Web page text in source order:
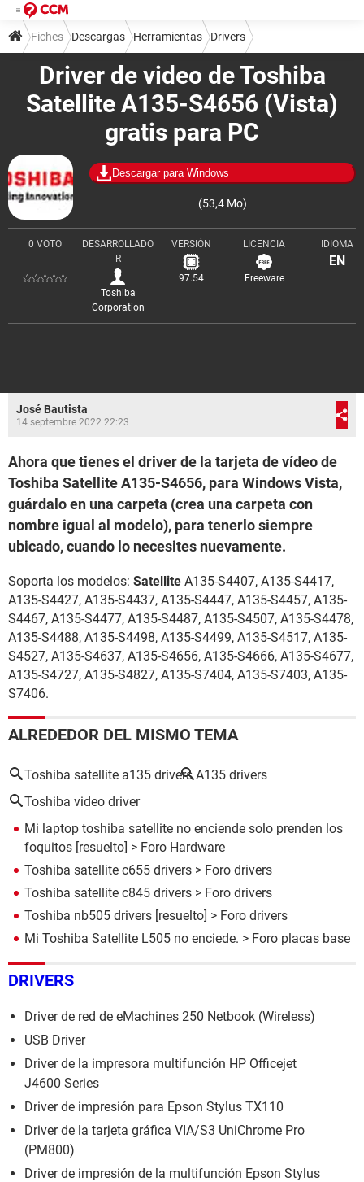
Driver de video de Toshiba
Satellite A135-S4656 (Vista)
gratis para PC
Descargar para Windows
(53,4 Mo)
0 VOTO
DESARROLLADO
R
Toshiba
Corporation
VERSIÓN
97.54
LICENCIA
Freeware
IDIOMA
EN
Fiches Descargas Herramientas Drivers
José Bautista
14 septembre 2022 22:23
Ahora que tienes el driver de la tarjeta de vídeo de
Toshiba Satellite A135-S4656, para Windows Vista,
guárdalo en una carpeta (crea una carpeta con
nombre igual al modelo), para tenerlo siempre
ubicado, cuando lo necesites nuevamente.
Soporta los modelos: Satellite A135-S4407, A135-S4417,
A135-S4427, A135-S4437, A135-S4447, A135-S4457, A135-
S4467, A135-S4477, A135-S4487, A135-S4507, A135-S4478,
A135-S4488, A135-S4498, A135-S4499, A135-S4517, A135-
S4527, A135-S4637, A135-S4656, A135-S4666, A135-S4677,
A135-S4727, A135-S4827, A135-S7404, A135-S7403, A135-
S7406.
ALREDEDOR DEL MISMO TEMA
Toshiba satellite a135 drivers A135 drivers
Toshiba video driver
Mi laptop toshiba satellite no enciende solo prenden los
foquitos [resuelto] > Foro Hardware
Toshiba satellite c655 drivers > Foro drivers
Toshiba satellite c845 drivers > Foro drivers
Toshiba nb505 drivers [resuelto] > Foro drivers
Mi Toshiba Satellite L505 no enciede. > Foro placas base
DRIVERS
Driver de red de eMachines 250 Netbook (Wireless)
USB Driver
Driver de la impresora multifunción HP Officejet
J4600 Series
Driver de impresión para Epson Stylus TX110
Driver de la tarjeta gráfica VIA/S3 UniChrome Pro
(PM800)
Driver de impresión de la multifunción Epson Stylus